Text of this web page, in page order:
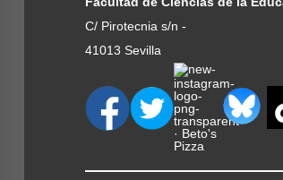
C/ Pirotecnia s/n -
41013 Sevilla